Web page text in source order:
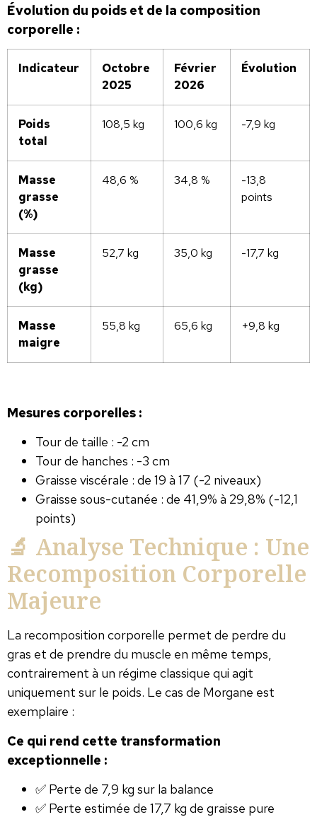
Évolution du poids et de la composition
corporelle :
Indicateur
Octobre
2025
Février
2026
Évolution
Poids
total
108,5 kg 100,6 kg -7,9 kg
Masse
grasse
(%)
48,6 % 34,8 %
-13,8
points
Masse
grasse
(kg)
52,7 kg 35,0 kg -17,7 kg
Masse
maigre
55,8 kg 65,6 kg +9,8 kg
Mesures corporelles :
Tour de taille : -2 cm
Tour de hanches : -3 cm
Graisse viscérale : de 19 à 17 (-2 niveaux)
Graisse sous-cutanée : de 41,9% à 29,8% (-12,1
points)
🔬 Analyse Technique : Une
Recomposition Corporelle
Majeure
La recomposition corporelle permet de perdre du
gras et de prendre du muscle en même temps,
contrairement à un régime classique qui agit
uniquement sur le poids. Le cas de Morgane est
exemplaire :
Ce qui rend cette transformation
exceptionnelle :
✅ Perte de 7,9 kg sur la balance
✅ Perte estimée de 17,7 kg de graisse pure